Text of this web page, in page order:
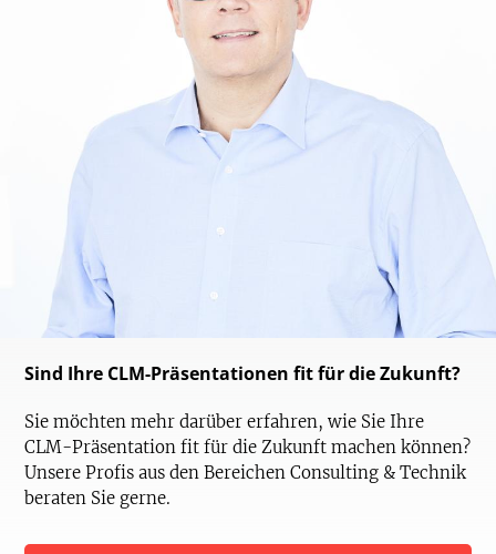
Sind Ihre CLM-Präsentationen fit für die Zukunft?
Sie möchten mehr darüber erfahren, wie Sie Ihre
CLM-Präsentation fit für die Zukunft machen können?
Unsere Profis aus den Bereichen Consulting & Technik
beraten Sie gerne.